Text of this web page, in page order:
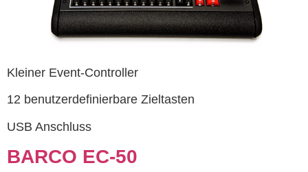
Kleiner Event-Controller
12 benutzerdefinierbare Zieltasten
USB Anschluss
BARCO EC-50